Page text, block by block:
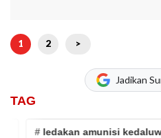
1 2 >
Jadikan
TAG
# ledakan amunisi kedaluwarsa